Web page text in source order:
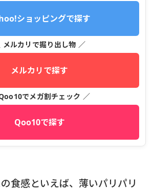
ショッピングで探す
メルカリで掘り出し物 ／
メルカリで探す
でメガ割チェック ／
Qoo10で探す
食感といえば、薄いパリパリ